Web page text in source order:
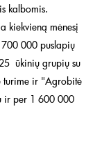
kalbomis.
kiekvieną mėnesį
000 puslapių
ūkinių grupių su
turime ir "Agrobitė
ir per 1 600 000